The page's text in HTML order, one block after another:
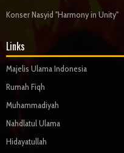
Konser Nasyid "Harmony in Unity"
Links
Majelis Ulama Indonesia
Rumah Fiqh
Muhammadiyah
Nahdlatul Ulama
Hidayatullah